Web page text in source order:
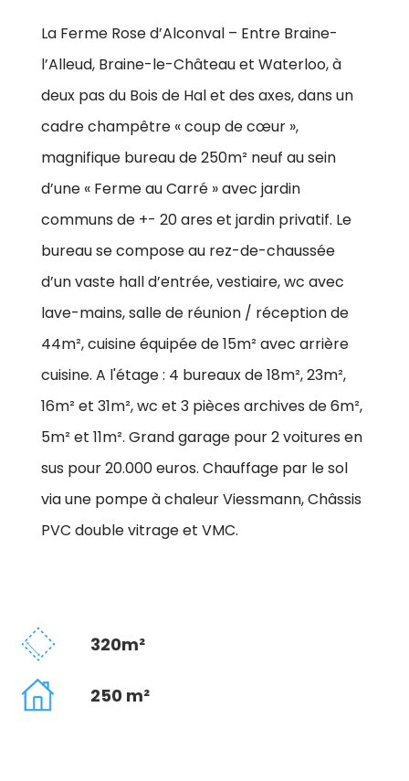
La Ferme Rose d’Alconval – Entre Braine-
l’Alleud, Braine-le-Château et Waterloo, à
deux pas du Bois de Hal et des axes, dans un
cadre champêtre « coup de cœur »,
magnifique bureau de 250m² neuf au sein
d’une « Ferme au Carré » avec jardin
communs de +- 20 ares et jardin privatif. Le
bureau se compose au rez-de-chaussée
d’un vaste hall d’entrée, vestiaire, wc avec
lave-mains, salle de réunion / réception de
44m², cuisine équipée de 15m² avec arrière
cuisine. A l'étage : 4 bureaux de 18m², 23m²,
16m² et 31m², wc et 3 pièces archives de 6m²,
5m² et 11m². Grand garage pour 2 voitures en
sus pour 20.000 euros. Chauffage par le sol
via une pompe à chaleur Viessmann, Châssis
PVC double vitrage et VMC.
320m²
250 m²